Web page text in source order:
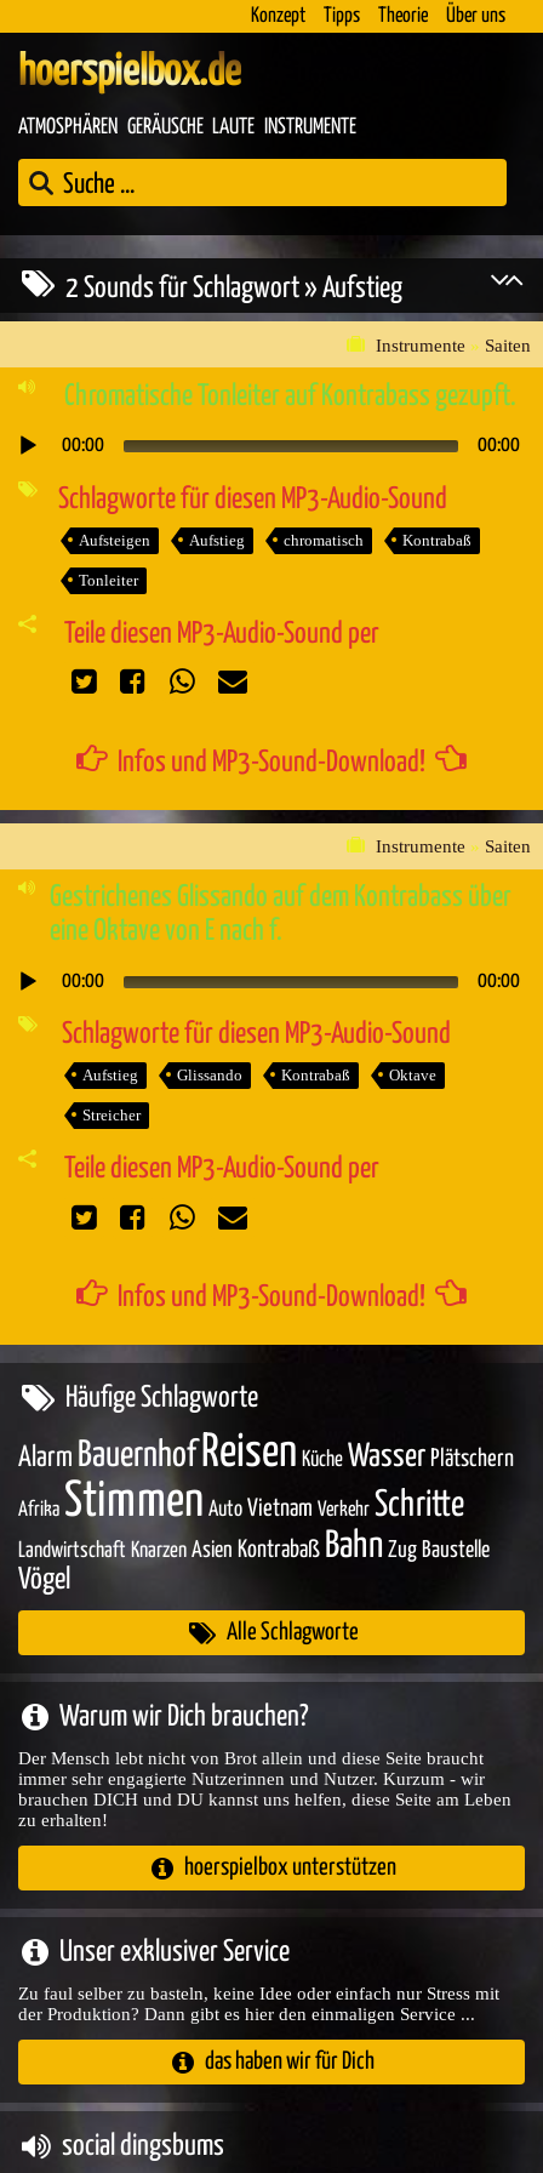
Konzept Tipps Theorie Über uns
hoerspielbox.de
ATMOSPHÄREN GERÄUSCHE LAUTE INSTRUMENTE
2 Sounds für Schlagwort » Aufstieg
Instrumente » Saiten
Chromatische Tonleiter auf Kontrabass gezupft.
Audio-
00:00 00:00
Schlagworte für diesen MP3-Audio-Sound
Aufsteigen Aufstieg chromatisch Kontrabaß
Tonleiter
Teile diesen MP3-Audio-Sound per
Infos und MP3-Sound-Download!
Instrumente » Saiten
Gestrichenes Glissando auf dem Kontrabass über
eine Oktave von E nach f.
Audio-
00:00 00:00
Schlagworte für diesen MP3-Audio-Sound
Aufstieg Glissando Kontrabaß Oktave
Streicher
Teile diesen MP3-Audio-Sound per
Infos und MP3-Sound-Download!
Häufige Schlagworte
Alarm Bauernhof Reisen Küche Wasser Plätschern
Afrika Stimmen Auto Vietnam Verkehr Schritte
Landwirtschaft Knarzen Asien Kontrabaß Bahn Zug Baustelle
Vögel
Alle Schlagworte
Warum wir Dich brauchen?
Der Mensch lebt nicht von Brot allein und diese Seite braucht
immer sehr engagierte Nutzerinnen und Nutzer. Kurzum - wir
brauchen DICH und DU kannst uns helfen, diese Seite am Leben
zu erhalten!
hoerspielbox unterstützen
Unser exklusiver Service
Zu faul selber zu basteln, keine Idee oder einfach nur Stress mit
der Produktion? Dann gibt es hier den einmaligen Service ...
das haben wir für Dich
social dingsbums